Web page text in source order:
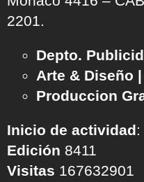
2201.
Depto.
Arte & Diseño |
Produccion
Inicio de actividad
Edición 8411
Visitas 167632901